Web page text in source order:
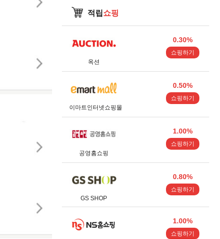
적립쇼핑
옥션
0.30%
쇼핑하기
이마트인터넷쇼핑몰
0.50%
쇼핑하기
공영홈쇼핑
1.00%
쇼핑하기
GS SHOP
0.80%
쇼핑하기
1.00%
쇼핑하기